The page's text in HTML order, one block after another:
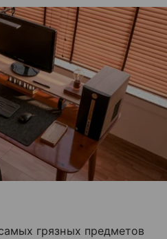
грязных предметов